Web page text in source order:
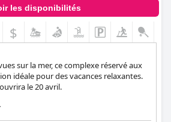
les disponibilités
$
sur la mer, ce complexe réservé aux
idéale pour des vacances relaxantes.
le 20 avril.